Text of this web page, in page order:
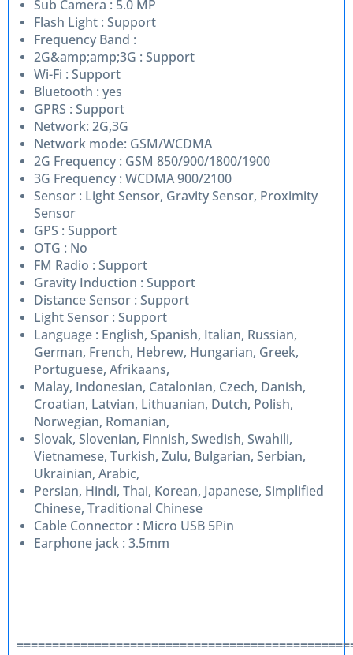
Sub Camera : 5.0 MP
Flash Light : Support
Frequency Band :
2G&amp;amp;3G : Support
Wi-Fi : Support
Bluetooth : yes
GPRS : Support
Network: 2G,3G
Network mode: GSM/WCDMA
2G Frequency : GSM 850/900/1800/1900
3G Frequency : WCDMA 900/2100
Sensor : Light Sensor, Gravity Sensor, Proximity
Sensor
GPS : Support
OTG : No
FM Radio : Support
Gravity Induction : Support
Distance Sensor : Support
Light Sensor : Support
Language : English, Spanish, Italian, Russian,
German, French, Hebrew, Hungarian, Greek,
Portuguese, Afrikaans,
Malay, Indonesian, Catalonian, Czech, Danish,
Croatian, Latvian, Lithuanian, Dutch, Polish,
Norwegian, Romanian,
Slovak, Slovenian, Finnish, Swedish, Swahili,
Vietnamese, Turkish, Zulu, Bulgarian, Serbian,
Ukrainian, Arabic,
Persian, Hindi, Thai, Korean, Japanese, Simplified
Chinese, Traditional Chinese
Cable Connector : Micro USB 5Pin
Earphone jack : 3.5mm